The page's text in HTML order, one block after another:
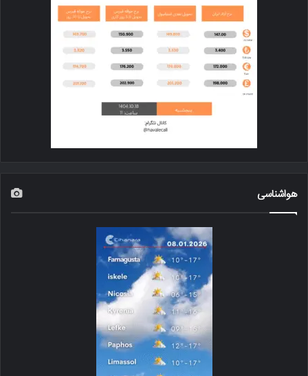
هواشناسی